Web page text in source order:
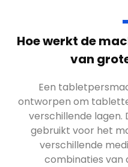
Hoe werkt de
van
Een
ontworpen om
verschillende lagen.
gebruikt voor het
verschillende
combinaties van